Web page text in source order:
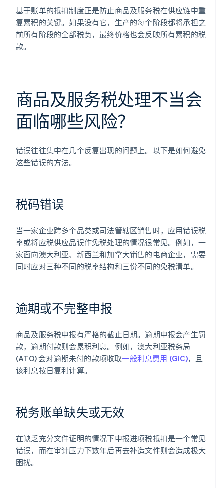
基于账单的抵扣制度正是防止商品及服务税在供应链中重
复累积的关键。如果没有它，生产的每个阶段都将承担之
前所有阶段的全部税负，最终价格也会反映所有累积的税
款。
商品及服务税处理不当会
面临哪些风险？
错误往往集中在几个反复出现的问题上。以下是如何避免
这些错误的方法。
税码错误
当一家企业跨多个品类或司法管辖区销售时，应用错误税
率或将应税供应品误作免税处理的情况很常见。例如，一
家面向澳大利亚、新西兰和加拿大销售的电商企业，需要
同时应对三种不同的税率结构和三份不同的免税清单。
逾期或不完整申报
商品及服务税申报有严格的截止日期。逾期申报会产生罚
款，逾期付款则会累积利息。例如，澳大利亚税务局
(ATO) 会对逾期未付的款项收取一般利息费用 (GIC)，且
该利息按日复利计算。
税务账单缺失或无效
在缺乏充分文件证明的情况下申报进项税抵扣是一个常见
错误，而在审计压力下数年后再去补造文件则会造成极大
困扰。